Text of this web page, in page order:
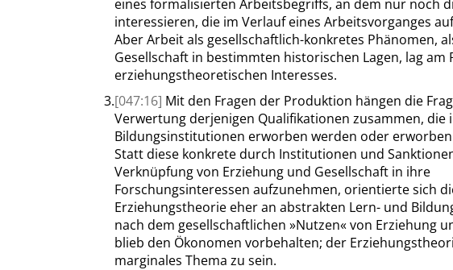
eines formalisierten Arbeitsbegriffs, an dem nur noch
interessieren, die im Verlauf eines Arbeitsvorganges
Aber Arbeit als gesellschaftlich-konkretes Phänomen,
Gesellschaft in bestimmten historischen Lagen, lag am
erziehungstheoretischen Interesses.
3.[047:16] Mit den Fragen der Produktion hängen die
Verwertung derjenigen Qualifikationen zusammen, die
Bildungsinstitutionen erworben werden oder
Statt diese konkrete durch Institutionen und
Verknüpfung von Erziehung und Gesellschaft in ihre
Forschungsinteressen aufzunehmen, orientierte sich
Erziehungstheorie eher an abstrakten Lern- und
nach dem gesellschaftlichen »Nutzen«von Erziehung
blieb den Ökonomen vorbehalten; der
marginales Thema zu sein.